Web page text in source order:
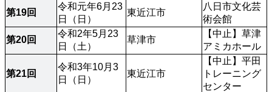
第19回
令和元年6月23
日（日）
東近江市
八日市文化芸
術会館
第20回
令和2年5月23
日（土）
草津市
【中止】草津
アミカホール
第21回
令和3年10月3
日（日）
東近江市
【中止】平田
トレーニング
センター